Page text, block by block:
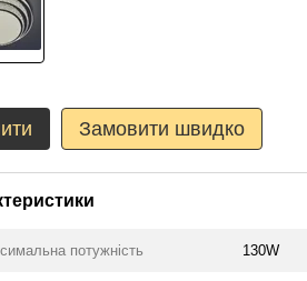
Замовити швидко
потужність 130W